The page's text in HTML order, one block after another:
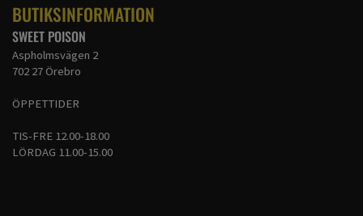
BUTIKSINFORMATION
SWEET POISON
Aspholmsvägen 2
702 27 Örebro
ÖPPETTIDER
TIS-FRE 12.00-18.00
LÖRDAG 11.00-15.00